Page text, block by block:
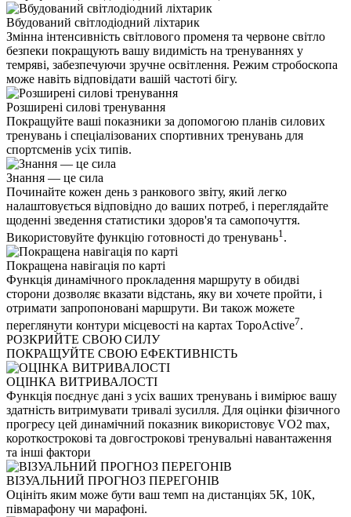
Вбудований світлодіодний ліхтарик
Змінна інтенсивність світлового променя та червоне світло
безпеки покращують вашу видимість на тренуваннях у
темряві, забезпечуючи зручне освітлення. Режим стробоскопа
може навіть відповідати вашій частоті бігу.
Розширені силові тренування
Покращуйте ваші показники за допомогою планів силових
тренувань і спеціалізованих спортивних тренувань для
спортсменів усіх типів.
Знання — це сила
Починайте кожен день з ранкового звіту, який легко
налаштовується відповідно до ваших потреб, і переглядайте
щоденні зведення статистики здоров'я та самопочуття.
Використовуйте функцію готовності до тренувань1 .
Покращена навігація по карті
Функція динамічного прокладення маршруту в обидві
сторони дозволяє вказати відстань, яку ви хочете пройти, і
отримати запропоновані маршрути. Ви також можете
переглянути контури місцевості на картах TopoActive7.
РОЗКРИЙТЕ СВОЮ СИЛУ
ПОКРАЩУЙТЕ СВОЮ ЕФЕКТИВНІСТЬ
ОЦІНКА ВИТРИВАЛОСТІ
Функція поєднує дані з усіх ваших тренувань і вимірює вашу
здатність витримувати тривалі зусилля. Для оцінки фізичного
прогресу цей динамічний показник використовує VO2 max,
короткострокові та довгострокові тренувальні навантаження
та інші фактори
ВІЗУАЛЬНИЙ ПРОГНОЗ ПЕРЕГОНІВ
Оцініть яким може бути ваш темп на дистанціях 5К, 10К,
півмарафону чи марафоні.